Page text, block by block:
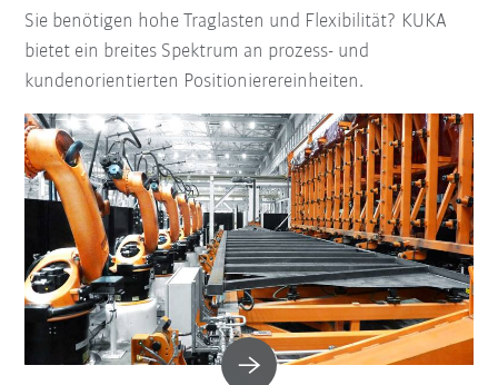
Sie benötigen hohe Traglasten und Flexibilität? KUKA
bietet ein breites Spektrum an prozess- und
kundenorientierten Positionierereinheiten.